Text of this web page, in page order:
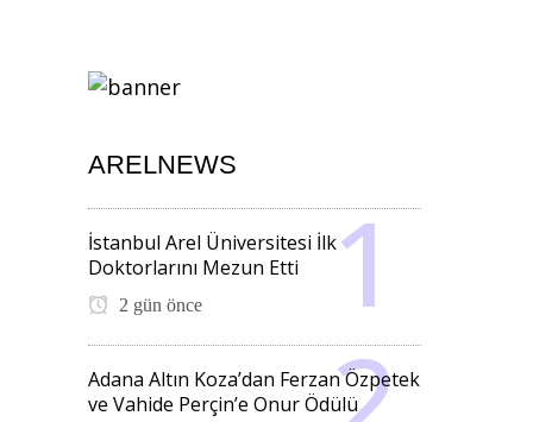
ARELNEWS
İstanbul Arel Üniversitesi İlk
Doktorlarını Mezun Etti
2 gün önce
Adana Altın Koza’dan Ferzan Özpetek
ve Vahide Perçin’e Onur Ödülü